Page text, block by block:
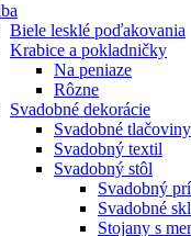
Biele lesklé poďakovania
Krabice a pokladničky
Na peniaze
Rôzne
Svadobné dekorácie
Svadobné tlačoviny
Svadobný textil
Svadobný stôl
Svadobný
Svadobné
Stojany s